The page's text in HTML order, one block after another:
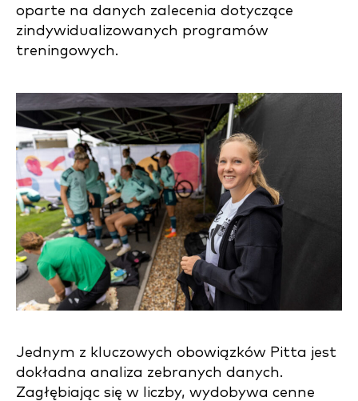
oparte na danych zalecenia dotyczące
zindywidualizowanych programów
treningowych.
Jednym z kluczowych obowiązków Pitta jest
dokładna analiza zebranych danych.
Zagłębiając się w liczby, wydobywa cenne